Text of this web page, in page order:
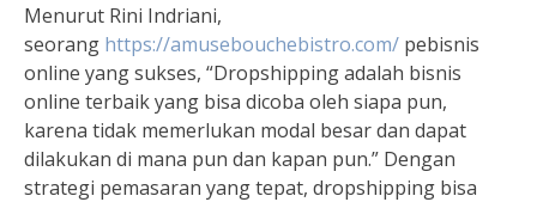
Menurut Rini Indriani,
seorang https://amusebouchebistro.com/ pebisnis
online yang sukses, “Dropshipping adalah bisnis
online terbaik yang bisa dicoba oleh siapa pun,
karena tidak memerlukan modal besar dan dapat
dilakukan di mana pun dan kapan pun.” Dengan
strategi pemasaran yang tepat, dropshipping bisa